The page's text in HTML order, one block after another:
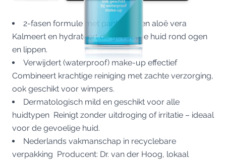
2-fasen formule met panthenol en aloë vera
Kalmeert en hydrateert de gevoelige huid rond ogen
en lippen.
Verwijdert (waterproof) make-up effectief
Combineert krachtige reiniging met zachte verzorging,
ook geschikt voor wimpers.
Dermatologisch mild en geschikt voor alle
huidtypen Reinigt zonder uitdroging of irritatie – ideaal
voor de gevoelige huid.
Nederlands vakmanschap in recyclebare
verpakking Producent: Dr. van der Hoog, lokaal